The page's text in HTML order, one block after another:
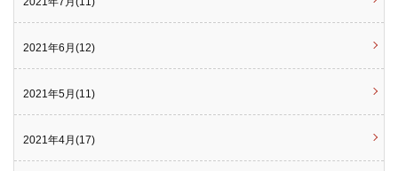
2021年6月(12)
2021年5月(11)
2021年4月(17)